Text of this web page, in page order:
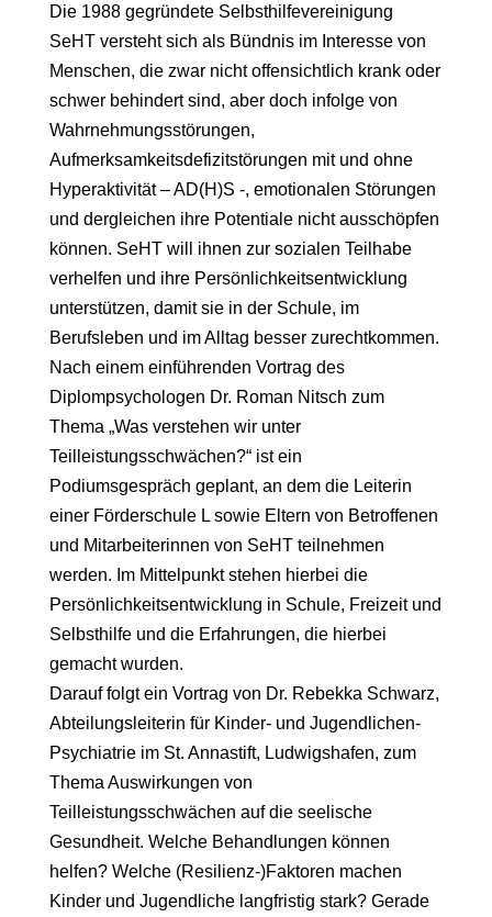
Die 1988 gegründete Selbsthilfevereinigung
SeHT versteht sich als Bündnis im Interesse von
Menschen, die zwar nicht offensichtlich krank oder
schwer behindert sind, aber doch infolge von
Wahrnehmungsstörungen,
Aufmerksamkeitsdefizitstörungen mit und ohne
Hyperaktivität – AD(H)S -, emotionalen Störungen
und dergleichen ihre Potentiale nicht ausschöpfen
können. SeHT will ihnen zur sozialen Teilhabe
verhelfen und ihre Persönlichkeitsentwicklung
unterstützen, damit sie in der Schule, im
Berufsleben und im Alltag besser zurechtkommen.
Nach einem einführenden Vortrag des
Diplompsychologen Dr. Roman Nitsch zum
Thema „Was verstehen wir unter
Teilleistungsschwächen?“ ist ein
Podiumsgespräch geplant, an dem die Leiterin
einer Förderschule L sowie Eltern von Betroffenen
und Mitarbeiterinnen von SeHT teilnehmen
werden. Im Mittelpunkt stehen hierbei die
Persönlichkeitsentwicklung in Schule, Freizeit und
Selbsthilfe und die Erfahrungen, die hierbei
gemacht wurden.
Darauf folgt ein Vortrag von Dr. Rebekka Schwarz,
Abteilungsleiterin für Kinder- und Jugendlichen-
Psychiatrie im St. Annastift, Ludwigshafen, zum
Thema Auswirkungen von
Teilleistungsschwächen auf die seelische
Gesundheit. Welche Behandlungen können
helfen? Welche (Resilienz-)Faktoren machen
Kinder und Jugendliche langfristig stark? Gerade